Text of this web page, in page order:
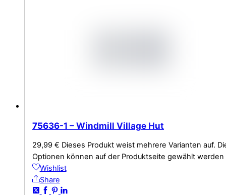
75636-1 – Windmill Village Hut
29,99 € Dieses Produkt weist mehrere Varianten auf.
Optionen können auf der Produktseite gewählt werden
Wishlist
Share